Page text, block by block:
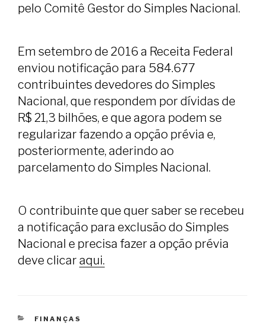
pelo Comitê Gestor do Simples Nacional.
Em setembro de 2016 a Receita Federal
enviou notificação para 584.677
contribuintes devedores do Simples
Nacional, que respondem por dívidas de
R$ 21,3 bilhões, e que agora podem se
regularizar fazendo a opção prévia e,
posteriormente, aderindo ao
parcelamento do Simples Nacional.
O contribuinte que quer saber se recebeu
a notificação para exclusão do Simples
Nacional e precisa fazer a opção prévia
deve clicaraqui.
CATEGORIAS
FINANÇAS